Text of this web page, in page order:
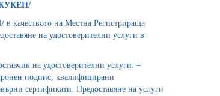
/КУКЕП/
качеството на Местна Регистрираща
на удостоверителни услуги в
на удостоверителни услуги. –
подпис, квалифицирани
сертификати. Предоставяне на услуги